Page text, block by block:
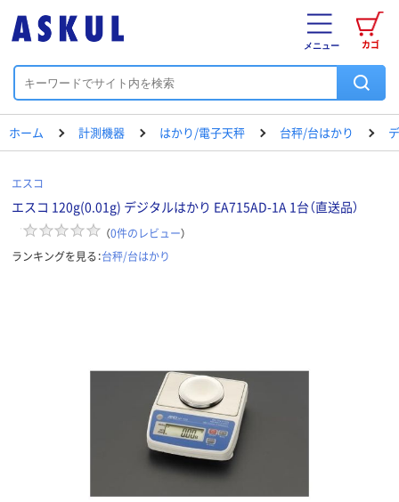
カゴ
メニュー
ホーム 計測機器 はかり/電子天秤 台秤/台はかり
エスコ
エスコ 120g(0.01g) デジタルはかり EA715AD-1A 1台（直送品）
（0件のレビュー）
ランキングを見る：台秤/台はかり